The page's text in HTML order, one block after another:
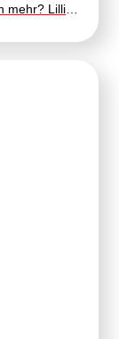
mehr? Lilli